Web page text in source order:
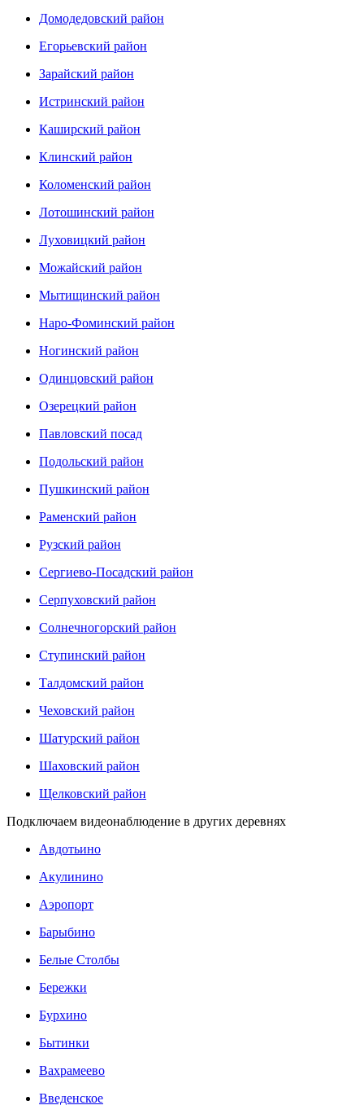
Домодедовский район
Егорьевский район
Зарайский район
Истринский район
Каширский район
Клинский район
Коломенский район
Лотошинский район
Луховицкий район
Можайский район
Мытищинский район
Наро-Фоминский район
Ногинский район
Одинцовский район
Озерецкий район
Павловский посад
Подольский район
Пушкинский район
Раменский район
Рузский район
Сергиево-Посадский район
Серпуховский район
Солнечногорский район
Ступинский район
Талдомский район
Чеховский район
Шатурский район
Шаховский район
Щелковский район
Подключаем видеонаблюдение в других деревнях
Авдотьино
Акулинино
Аэропорт
Барыбино
Белые Столбы
Бережки
Бурхино
Бытинки
Вахрамеево
Введенское